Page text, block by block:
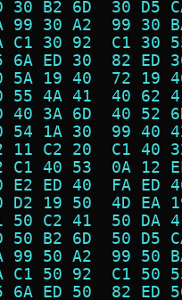
30 B2 6D  30
99 30 A2  99
C1 30 92  C1
6A ED 30  82
5A 19 40  72
55 4A 41  40
40 3A 6D  40
54 1A 30  99
11 C2 20  C1
C1 40 53  0A
E2 ED 40  FA
D2 19 50  4D
50 C2 41  50
50 B2 6D  50
99 50 A2  99
C1 50 92  C1
6A ED 50  82